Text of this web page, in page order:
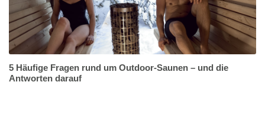
5 Häufige Fragen rund um Outdoor-Saunen – und die
Antworten darauf